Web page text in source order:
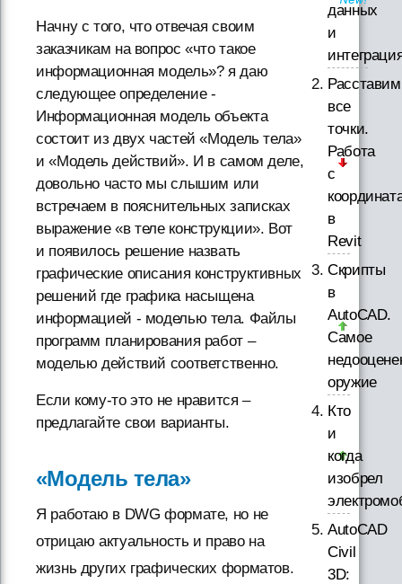
Начну с того, что отвечая своим
заказчикам на вопрос «что такое
информационная модель»? я даю
следующее определение -
Информационная модель объекта
состоит из двух частей «Модель тела»
и «Модель действий». И в самом деле,
довольно часто мы слышим или
встречаем в пояснительных записках
выражение «в теле конструкции». Вот
и появилось решение назвать
графические описания конструктивных
решений где графика насыщена
информацией - моделью тела. Файлы
программ планирования работ –
моделью действий соответственно.
Если кому-то это не нравится –
предлагайте свои варианты.
«Модель тела»
Я работаю в DWG формате, но не
отрицаю актуальность и право на
жизнь других графических форматов.
данных
и
Расставим
все
точки.
Работа
с
в
Revit
Скрипты
в
AutoCAD.
Самое
оружие
Кто
и
когда
изобрел
AutoCAD
Civil
3D: